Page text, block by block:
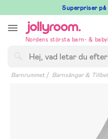
till
innehållet
Superpriser
Nordens största barn- &
Barnrummet Barnsängar &